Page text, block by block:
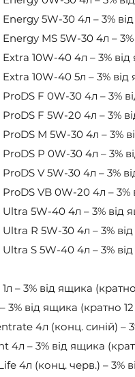
5W-30 4л – 3%
MS 5W-30 4л –
10W-40 4л – 3%
10W-40 5л – 3%
F 0W-30 4л – 3%
F 5W-20 4л – 3%
М 5W-30 4л – 3%
P 0W-30 4л – 3%
V 5W-30 4л – 3%
VB 0W-20 4л –
5W-40 4л – 3% від
R 5W-30 4л – 3%
S 5W-40 4л – 3%
– 3% від ящика
3% від ящика (кратно
4л (конц. синій) –
4л – 3% від ящика
4л (конц. черв.) – 3%